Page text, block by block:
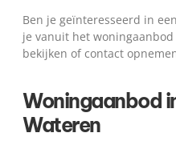
Ben je geïnteresseerd in
je vanuit het
bekijken of contact
Woningaanbod
Wateren